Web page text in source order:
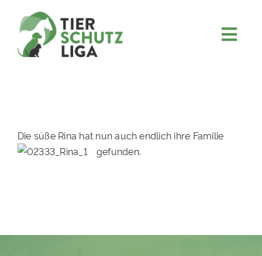
content
MITMACHEN
FÖRDERN & VERERBEN
Die süße Rina hat nun auch endlich ihre Familie
gefunden.